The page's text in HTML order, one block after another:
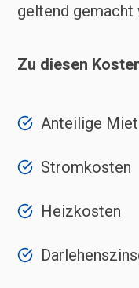
geltend gemacht
Zu diesen
Anteilige
Stromkosten
Heizkosten